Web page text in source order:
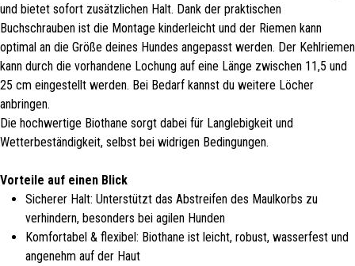
und bietet sofort zusätzlichen Halt. Dank der praktischen
Buchschrauben ist die Montage kinderleicht und der Riemen kann
optimal an die Größe deines Hundes angepasst werden. Der Kehlriemen
kann durch die vorhandene Lochung auf eine Länge zwischen 11,5 und
25 cm eingestellt werden. Bei Bedarf kannst du weitere Löcher
anbringen.
Die hochwertige Biothane sorgt dabei für Langlebigkeit und
Wetterbeständigkeit, selbst bei widrigen Bedingungen.
Vorteile auf einen Blick
Sicherer Halt: Unterstützt das Abstreifen des Maulkorbs zu
verhindern, besonders bei agilen Hunden
Komfortabel & flexibel: Biothane ist leicht, robust, wasserfest und
angenehm auf der Haut